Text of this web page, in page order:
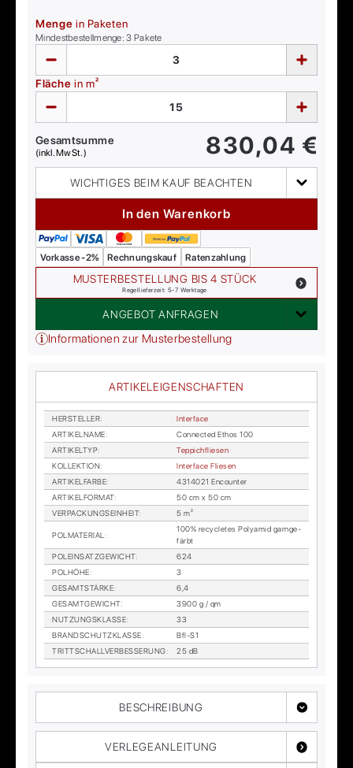
Menge in Paketen
Mindestbestellmenge:3 Pakete
Fläche in m²
Gesamtsumme
(inkl. MwSt.) 830,04 €
WICHTIGES BEIM KAUF BEACHTEN
In den Warenkorb
Vorkasse -2% Rechnungskauf Ratenzahlung
MUSTERBESTELLUNG BIS 4 STÜCK
Regellieferzeit: 5-7 Werktage
ANGEBOT ANFRAGEN
Informationen zur Musterbestellung
ARTIKELEIGENSCHAFTEN
HER­STEL­LER:
In­ter­face
AR­TI­KEL­NA­ME:
Con­nec­ted Ethos 100
AR­TI­KEL­TYP:
Tep­pich­flie­sen
KOL­LEK­TI­ON:
In­ter­face Flie­sen
AR­TI­KEL­FAR­BE:
4314021 En­coun­ter
AR­TI­KEL­FOR­MAT:
50 cm x 50 cm
VER­PA­CKUNGS­EIN­HEIT: 5 m²
POL­MA­TE­RI­AL :
100% re­cy­cle­tes Po­ly­amid garn­ge­
färbt
POL­EIN­SATZ­GE­WICHT:
624
POL­HÖ­HE:
3
GE­SAMT­STÄR­KE:
6,4
GE­SAMT­GE­WICHT:
3900 g / qm
NUT­ZUNGS­KLAS­SE:
33
BRAND­SCHUTZ­KLAS­SE:
Bfl-S1
TRITT­SCHALL­VER­BES­SE­RUNG: 25 dB
BESCHREIBUNG
VERLEGEANLEITUNG